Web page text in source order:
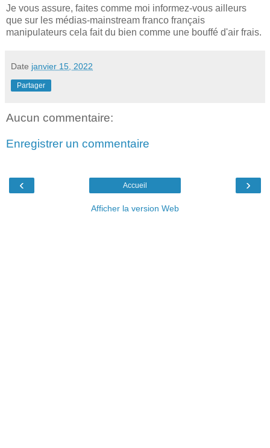
Je vous assure, faites comme moi informez-vous ailleurs
que sur les médias-mainstream franco français
manipulateurs cela fait du bien comme une bouffé d'air frais.
Date janvier 15, 2022
Partager
Aucun commentaire:
Enregistrer un commentaire
‹ ›
Accueil
Afficher la version Web